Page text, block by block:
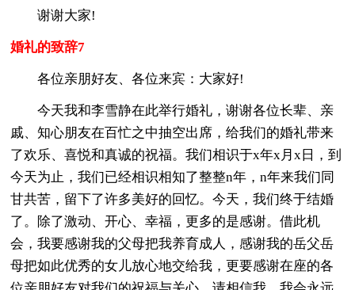
谢谢大家!
婚礼的致辞7
各位亲朋好友、各位来宾：大家好!
今天我和李雪静在此举行婚礼，谢谢各位长辈、亲
戚、知心朋友在百忙之中抽空出席，给我们的婚礼带来
了欢乐、喜悦和真诚的祝福。我们相识于x年x月x日，到
今天为止，我们已经相识相知了整整n年，n年来我们同
甘共苦，留下了许多美好的回忆。今天，我们终于结婚
了。除了激动、开心、幸福，更多的是感谢。借此机
会，我要感谢我的父母把我养育成人，感谢我的岳父岳
母把如此优秀的女儿放心地交给我，更要感谢在座的各